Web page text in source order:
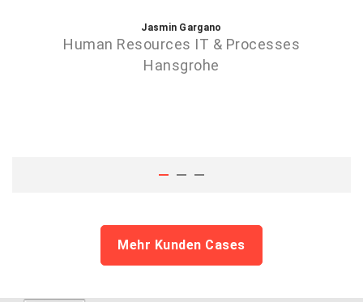
Jasmin Gargano
Human Resources IT & Processes
Hansgrohe
Mehr Kunden Cases